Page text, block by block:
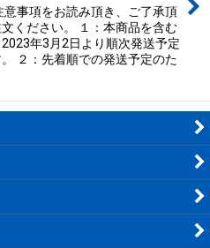
意事項をお読み頂き、ご了承頂
ください。 １：本商品を含む
年3月2日より順次発送予定
２：先着順での発送予定のた